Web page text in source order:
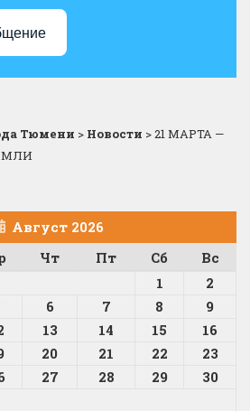
Тюмени > Новости >21 МАРТА —
Август 2026
Чт Пт Сб
Вс
1
2
6 7 8
9
13 14 15
16
20 21 22
23
27 28 29
30